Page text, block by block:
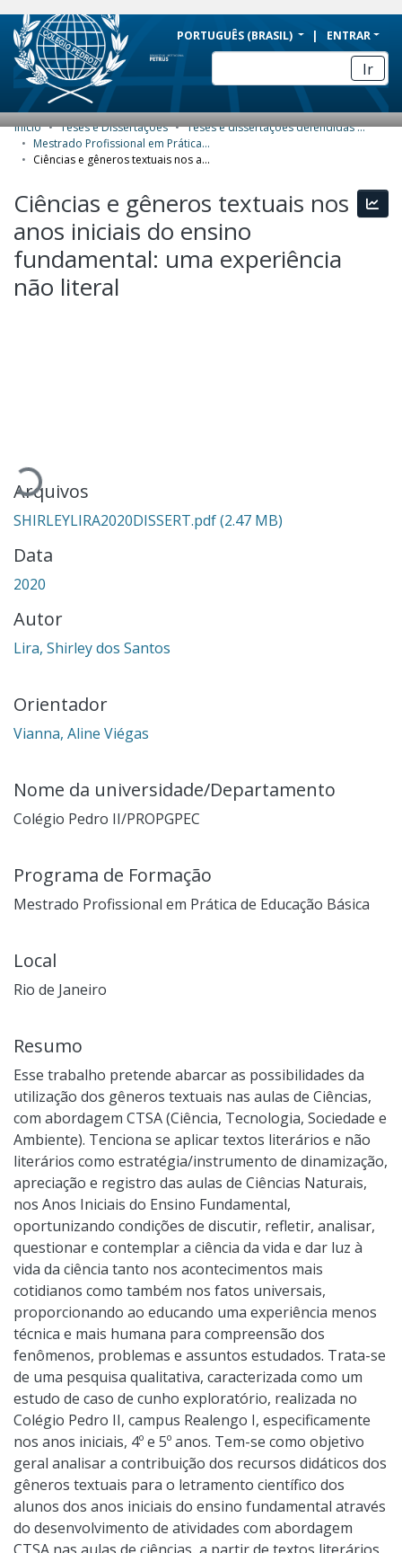
BRAZIL
Simplifique!
Comunica BR
Participe
Acesso à informação
Canais
PORTUGUÊS (BRASIL) ENTRAR
Ir
COMUNIDADES E COLEÇÕES
ESTATÍSTICAS
SOBRE
Início Teses e Dissertações
Teses e dissertações defendidas no CPII
Mestrado Profissional em Práticas de Educação Básica (MPPEB) - Dissertações
Ciências e gêneros textuais nos anos iniciais do ensino fundamental: uma experiência não literal
Ciências e gêneros textuais nos
anos iniciais do ensino
fundamental: uma experiência
não literal
Carregando...
Arquivos
SHIRLEYLIRA2020DISSERT.pdf(2.47 MB)
Data
2020
Autor
Lira, Shirley dos Santos
Orientador
Vianna, Aline Viégas
Nome da universidade/Departamento
Colégio Pedro II/PROPGPEC
Programa de Formação
Mestrado Profissional em Prática de Educação Básica
Local
Rio de Janeiro
Resumo
Esse trabalho pretende abarcar as possibilidades da
utilização dos gêneros textuais nas aulas de Ciências,
com abordagem CTSA (Ciência, Tecnologia, Sociedade e
Ambiente). Tenciona se aplicar textos literários e não
literários como estratégia/instrumento de dinamização,
apreciação e registro das aulas de Ciências Naturais,
nos Anos Iniciais do Ensino Fundamental,
oportunizando condições de discutir, refletir, analisar,
questionar e contemplar a ciência da vida e dar luz à
vida da ciência tanto nos acontecimentos mais
cotidianos como também nos fatos universais,
proporcionando ao educando uma experiência menos
técnica e mais humana para compreensão dos
fenômenos, problemas e assuntos estudados. Trata-se
de uma pesquisa qualitativa, caracterizada como um
estudo de caso de cunho exploratório, realizada no
Colégio Pedro II, campus Realengo I, especificamente
nos anos iniciais, 4º e 5º anos. Tem-se como objetivo
geral analisar a contribuição dos recursos didáticos dos
gêneros textuais para o letramento científico dos
alunos dos anos iniciais do ensino fundamental através
do desenvolvimento de atividades com abordagem